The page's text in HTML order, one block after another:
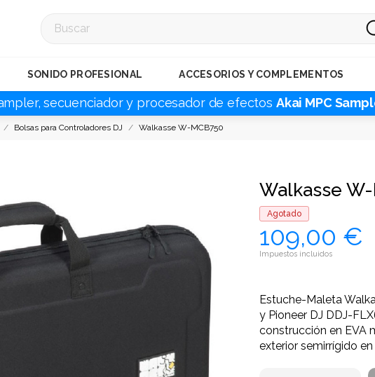
secuenciador y procesador de efectos Akai MPC
SONIDO PROFESIONAL ACCESORIOS Y COMPLEMENTOS
Bolsas para Controladores DJ Walkasse W-MCB750
Walkasse
Agotado
109,00 €
Impuestos incluidos
Estuche-Maleta
y Pioneer DJ DDJ-
construcción en EVA
exterior semirrígido